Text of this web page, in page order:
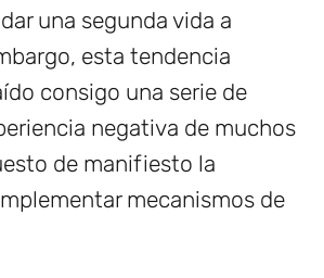
una segunda vida a
esta tendencia
consigo una serie de
negativa de muchos
de manifiesto la
mecanismos de